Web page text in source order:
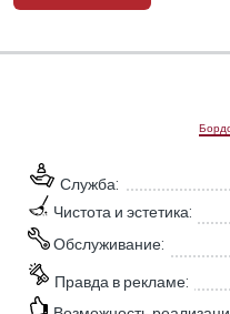
Служба:
Чистота и эстетика:
Обслуживание:
Правда в рекламе: